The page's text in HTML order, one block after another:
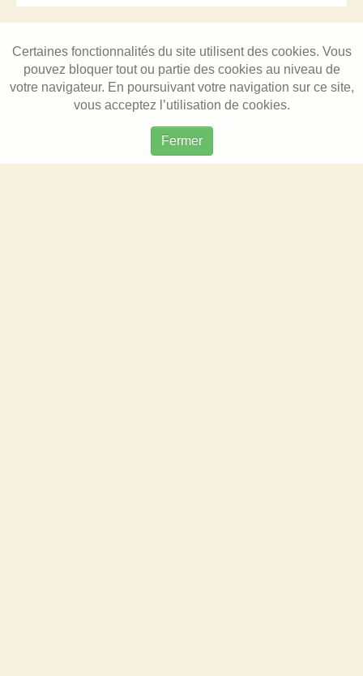
Certaines fonctionnalités du site utilisent des cookies. Vous
pouvez bloquer tout ou partie des cookies au niveau de
votre navigateur. En poursuivant votre navigation sur ce site,
vous acceptez l’utilisation de cookies.
Fermer